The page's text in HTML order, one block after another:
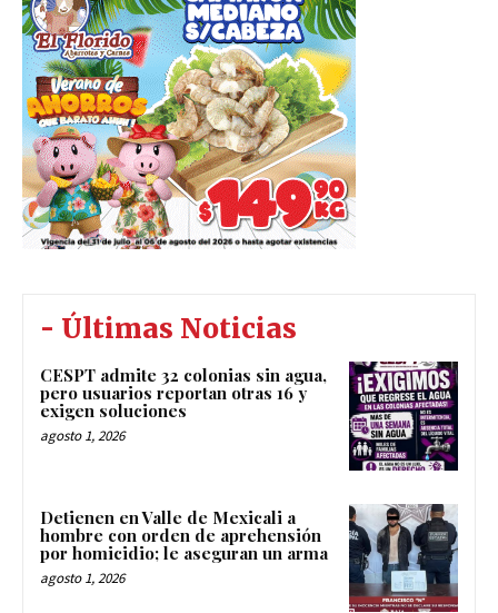
- Últimas Noticias
CESPT admite 32 colonias sin agua,
pero usuarios reportan otras 16 y
exigen soluciones
agosto 1, 2026
Detienen en Valle de Mexicali a
hombre con orden de aprehensión
por homicidio; le aseguran un arma
agosto 1, 2026